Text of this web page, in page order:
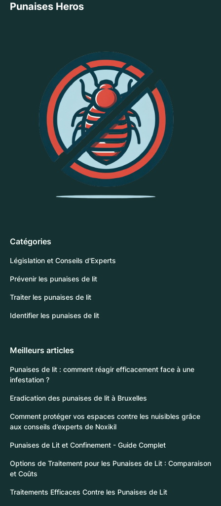
Punaises Heros
Catégories
Législation et Conseils d'Experts
Prévenir les punaises de lit
Traiter les punaises de lit
Identifier les punaises de lit
Meilleurs articles
Punaises de lit : comment réagir efficacement face à une
infestation ?
Eradication des punaises de lit à Bruxelles
Comment protéger vos espaces contre les nuisibles grâce
aux conseils d’experts de Noxikil
Punaises de Lit et Confinement - Guide Complet
Options de Traitement pour les Punaises de Lit : Comparaison
et Coûts
Traitements Efficaces Contre les Punaises de Lit